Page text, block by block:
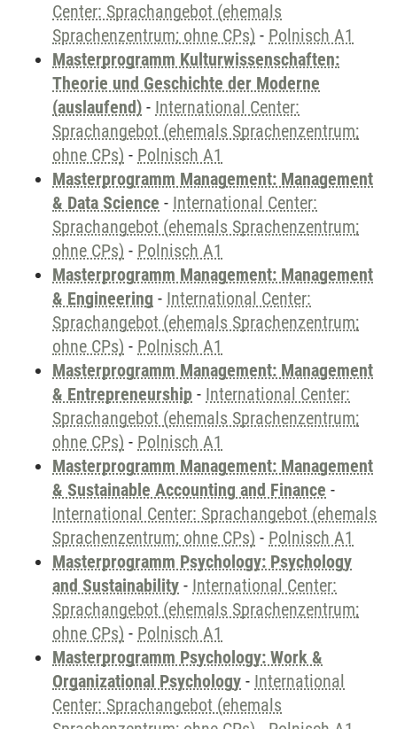
Center: Sprachangebot (ehemals
Sprachenzentrum; ohne CPs) - Polnisch A1
Masterprogramm Kulturwissenschaften:
Theorie und Geschichte der Moderne
(auslaufend) - International Center:
Sprachangebot (ehemals Sprachenzentrum;
ohne CPs) - Polnisch A1
Masterprogramm Management: Management
& Data Science - International Center:
Sprachangebot (ehemals Sprachenzentrum;
ohne CPs) - Polnisch A1
Masterprogramm Management: Management
& Engineering - International Center:
Sprachangebot (ehemals Sprachenzentrum;
ohne CPs) - Polnisch A1
Masterprogramm Management: Management
& Entrepreneurship - International Center:
Sprachangebot (ehemals Sprachenzentrum;
ohne CPs) - Polnisch A1
Masterprogramm Management: Management
& Sustainable Accounting and Finance -
International Center: Sprachangebot (ehemals
Sprachenzentrum; ohne CPs) - Polnisch A1
Masterprogramm Psychology: Psychology
and Sustainability - International Center:
Sprachangebot (ehemals Sprachenzentrum;
ohne CPs) - Polnisch A1
Masterprogramm Psychology: Work &
Organizational Psychology - International
Center: Sprachangebot (ehemals